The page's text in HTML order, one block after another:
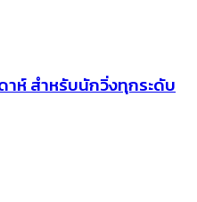
าห์ สำหรับนักวิ่งทุกระดับ